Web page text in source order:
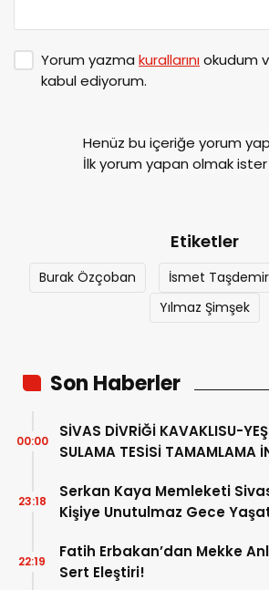
Yorum yazma kurallarınıokudum
kabul ediyorum.
Henüz bu içeriğe yorum
İlk yorum yapan olmak ister
Etiketler
Burak Özçoban İsmet Taşdemir
Yılmaz Şimşek
Son Haberler
SİVAS DİVRİĞİ KAVAKLISU-
SULAMA TESİSİ TAMAMLAMA
00:00
Serkan Kaya Memleketi
Kişiye Unutulmaz Gece
23:18
Fatih Erbakan’dan Mekke
Sert Eleştiri!
22:19